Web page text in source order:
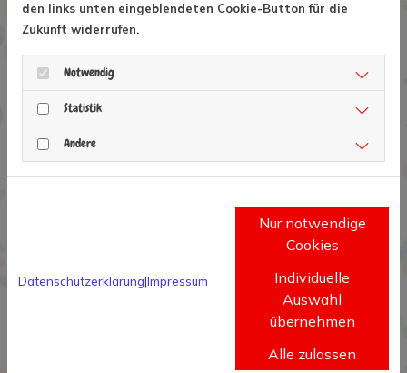
den links unten eingeblendeten Cookie-Button für die
Zukunft widerrufen.
Notwendig
Statistik
Andere
Datenschutzerklärung|Impressum
Nur notwendige
Cookies
Individuelle
Auswahl
übernehmen
Alle zulassen